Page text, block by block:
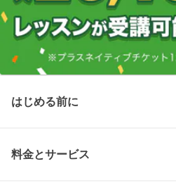
はじめる前に
料金とサービス